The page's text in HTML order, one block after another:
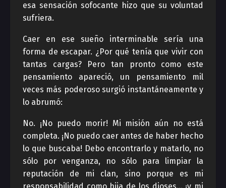
esa sensación sofocante hizo que su voluntad
sufriera.
Caer en ese sueño interminable sería una
forma de escapar. ¿Por qué tenía que vivir con
tantas cargas? Pero tan pronto como este
pensamiento apareció, un pensamiento mil
veces más poderoso surgió instantáneamente y
lo abrumó:
No. ¡No puedo morir! Mi misión aún no está
completa. ¡No puedo caer antes de haber hecho
lo que buscaba! Debo encontrarlo y matarlo, no
sólo por venganza, no sólo para limpiar la
reputación de mi clan, sino porque es mi